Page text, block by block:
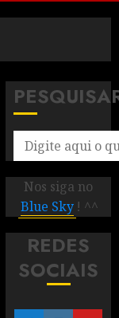
Nos siga no
Blue Sky ! ^^
REDES
SOCIAIS